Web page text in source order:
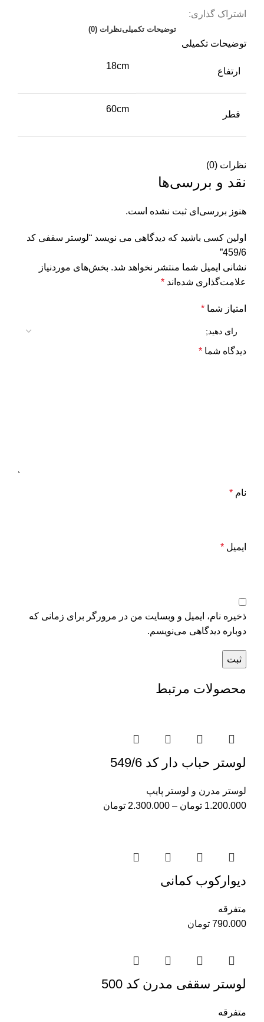
اشتراک گذاری:
توضیحات تکمیلینظرات (0)
توضیحات تکمیلی
ارتفاع
18cm
قطر
60cm
نظرات (0)
نقد و بررسی‌ها
هنوز بررسی‌ای ثبت نشده است.
اولین کسی باشید که دیدگاهی می نویسد “لوستر سقفی کد
459/6”
نشانی ایمیل شما منتشر نخواهد شد. بخش‌های موردنیاز
علامت‌گذاری شده‌اند *
امتیاز شما *
دیدگاه شما *
نام *
ایمیل *
ذخیره نام، ایمیل و وبسایت من در مرورگر برای زمانی که
دوباره دیدگاهی می‌نویسم.
محصولات مرتبط
لوستر حباب دار کد 549/6
لوستر مدرن و لوستر پایپ
1.200.000 تومان –
2.300.000 تومان
دیوارکوب کمانی
متفرقه
790.000 تومان
لوستر سقفی مدرن کد 500
متفرقه